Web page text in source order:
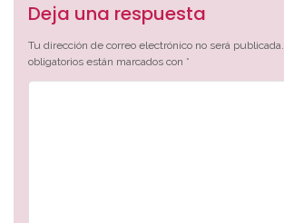
Deja una respuesta
Tu dirección de correo electrónico no será publicada.
obligatorios están marcados con *